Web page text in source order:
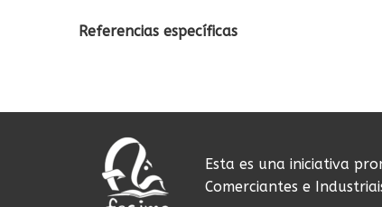
Referencias específicas
Esta es una iniciativa
Comerciantes e